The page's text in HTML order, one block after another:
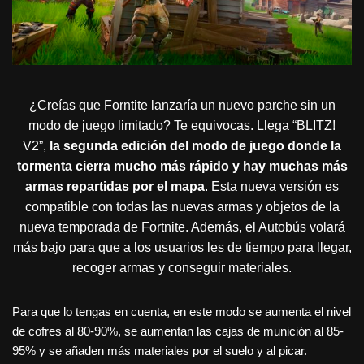
¿Creías que Forntite lanzaría un nuevo parche sin un
modo de juego limitado? Te equivocas. Llega “BLITZ!
V2”, la segunda edición del modo de juego donde la
tormenta cierra mucho más rápido y hay muchas más
armas repartidas por el mapa. Esta nueva versión es
compatible con todas las nuevas armas y objetos de la
nueva temporada de Fortnite. Además, el Autobús volará
más bajo para que a los usuarios les de tiempo para llegar,
recoger armas y conseguir materiales.
Para que lo tengas en cuenta, en este modo se aumenta el nivel
de cofres al 80-90%, se aumentan las cajas de munición al 85-
95% y se añaden más materiales por el suelo y al picar.